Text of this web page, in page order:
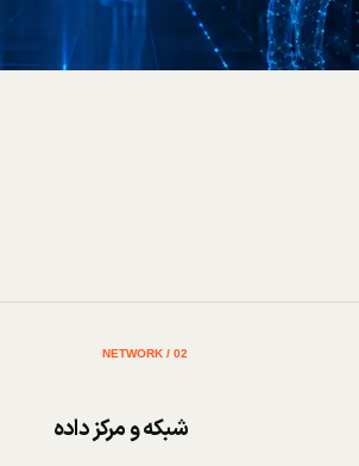
02 / NETWORK
شبکه و مرکز داده